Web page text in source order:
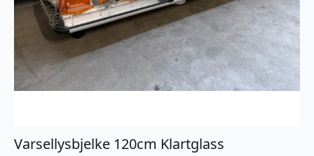
Varsellysbjelke 120cm Klartglass